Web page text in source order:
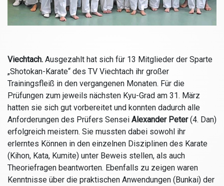
Viechtach. Ausgezahlt hat sich für 13 Mitglieder der Sparte
„Shotokan-Karate“ des TV Viechtach ihr großer
Trainingsfleiß in den vergangenen Monaten. Für die
Prüfungen zum jeweils nächsten Kyu-Grad am 31. März
hatten sie sich gut vorbereitet und konnten dadurch alle
Anforderungen des Prüfers Sensei Alexander Peter(4. Dan)
erfolgreich meistern. Sie mussten dabei sowohl ihr
erlerntes Können in den einzelnen Disziplinen des Karate
(Kihon, Kata, Kumite) unter Beweis stellen, als auch
Theoriefragen beantworten. Ebenfalls zu zeigen waren
Kenntnisse über die praktischen Anwendungen (Bunkai) der